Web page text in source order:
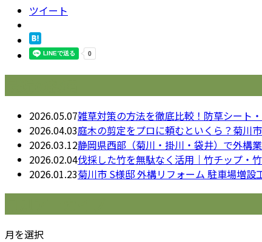
ツイート
2026.05.07雑草対策の方法を徹底比較！防草シート
2026.04.03庭木の剪定をプロに頼むといくら？菊川
2026.03.12静岡県西部（菊川・掛川・袋井）で外構
2026.02.04伐採した竹を無駄なく活用｜竹チップ・
2026.01.23菊川市 S様邸 外構リフォーム 駐車場増設
月を選択